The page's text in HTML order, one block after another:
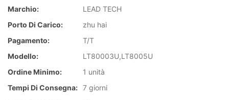
Marchio:
LEAD TECH
Porto Di Carico:
zhu hai
Pagamento:
T/T
Modello:
LT80003U,LT8005U
Ordine Minimo:
1 unità
Tempi Di Consegna: 7 giorni